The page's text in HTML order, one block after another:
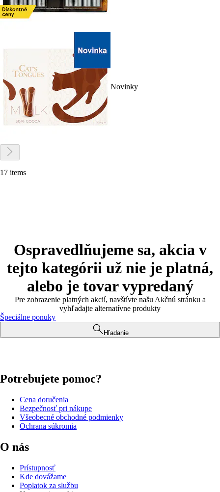
Novinky
17 items
Ospravedlňujeme sa, akcia v
tejto kategórii už nie je platná,
alebo je tovar vypredaný
Pre zobrazenie platných akcií, navštívte našu Akčnú stránku a
vyhľadajte alternatívne produkty
Špeciálne ponuky
Hľadanie
Potrebujete pomoc?
Cena doručenia
Bezpečnosť pri nákupe
Všeobecné obchodné podmienky
Ochrana súkromia
O nás
Prístupnosť
Kde dovážame
Poplatok za službu